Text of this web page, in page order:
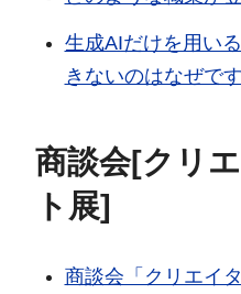
生成AIだけを用い
きないのはなぜで
商談会[クリ
ト展]
商談会「クリエイ